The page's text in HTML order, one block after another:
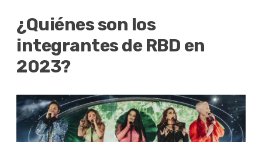
¿Quiénes son los
integrantes de RBD en
2023?